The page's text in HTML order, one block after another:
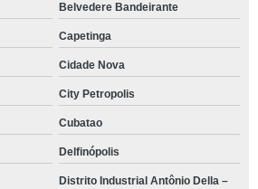
Belvedere Bandeirante
Capetinga
Cidade Nova
City Petropolis
Cubatao
Delfinópolis
Distrito Industrial Antônio Della –